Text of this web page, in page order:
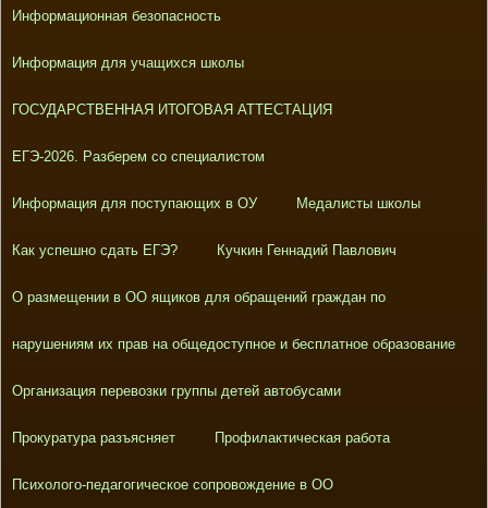
Информационная безопасность
Информация для учащихся школы
ГОСУДАРСТВЕННАЯ ИТОГОВАЯ АТТЕСТАЦИЯ
ЕГЭ-2026. Разберем со специалистом
Информация для поступающих в ОУ Медалисты школы
Как успешно сдать ЕГЭ? Кучкин Геннадий Павлович
О размещении в ОО ящиков для обращений граждан по
нарушениям их прав на общедоступное и бесплатное образование
Организация перевозки группы детей автобусами
Прокуратура разъясняет Профилактическая работа
Психолого-педагогическое сопровождение в ОО